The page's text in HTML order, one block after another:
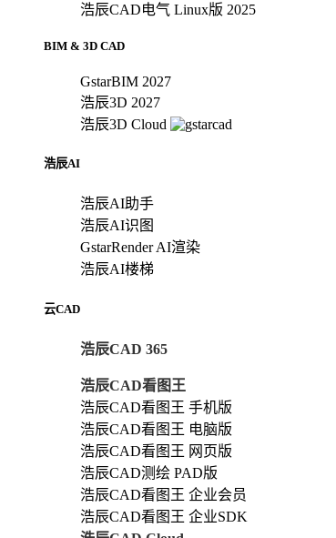
浩辰CAD电气 Linux版 2025
BIM & 3D CAD
GstarBIM 2027
浩辰3D 2027
浩辰3D Cloud
浩辰AI
浩辰AI助手
浩辰AI识图
GstarRender AI渲染
浩辰AI楼梯
云CAD
浩辰CAD 365
浩辰CAD看图王
浩辰CAD看图王 手机版
浩辰CAD看图王 电脑版
浩辰CAD看图王 网页版
浩辰CAD测绘 PAD版
浩辰CAD看图王 企业会员
浩辰CAD看图王 企业SDK